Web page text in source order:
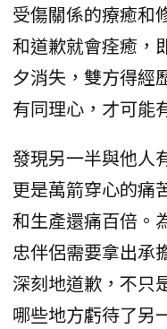
受傷關係的療癒和
和道歉就會痊癒，
夕消失，雙方得經
有同理心，才可能
發現另一半與他人
更是萬箭穿心的痛
和生產還痛百倍。
忠伴侶需要拿出承
深刻地道歉，不只
哪些地方虧待了另